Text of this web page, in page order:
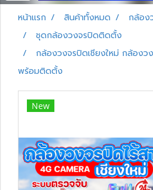
หน้าแรก สินค้าทั้งหมด
กล้อง
ชุดกล้องวงจรปิดติดตั้ง
กล้องวงจรปิดเชียงใหม่ กล้องว
พร้อมติดตั้ง
New